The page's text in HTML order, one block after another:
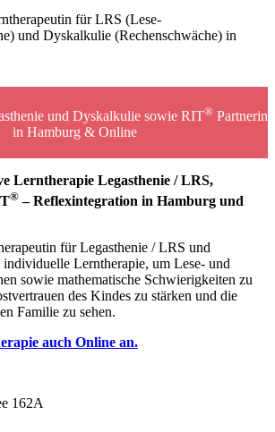
und Dyskalkulie sowie RIT® Partnerin
in Hamburg & Online
Lerntherapie Legasthenie / LRS,
® – Reflexintegration in Hamburg und
für Legasthenie / LRS und
Lerntherapie, um Lese- und
sowie mathematische Schwierigkeiten zu
des Kindes zu stärken und die
Familie zu sehen.
auch Online an.
162A